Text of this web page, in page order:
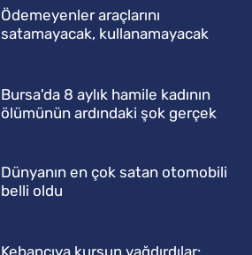
Ödemeyenler araçlarını
satamayacak, kullanamayacak
Bursa'da 8 aylık hamile kadının
ölümünün ardındaki şok gerçek
Dünyanın en çok satan otomobili
belli oldu
Kebapçıya kurşun yağdırdılar: